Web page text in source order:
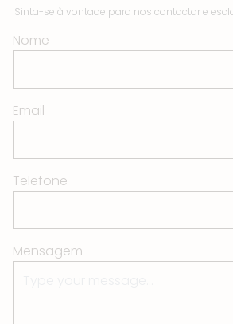
Sinta-se à vontade para nos contactar e
Nome
Email
Telefone
Mensagem